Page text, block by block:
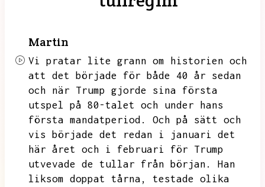
Martin
Vi pratar lite grann om historien och
att det började för både 40 år sedan
och när Trump gjorde sina första
utspel på 80-talet och under hans
första mandatperiod.
Och på sätt och
vis började det redan i januari det
här året och i februari för Trump
utvevade de tullar från början.
Han
liksom doppat tårna,
testade olika